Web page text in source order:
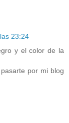
23:24
y el color de la
por mi blog